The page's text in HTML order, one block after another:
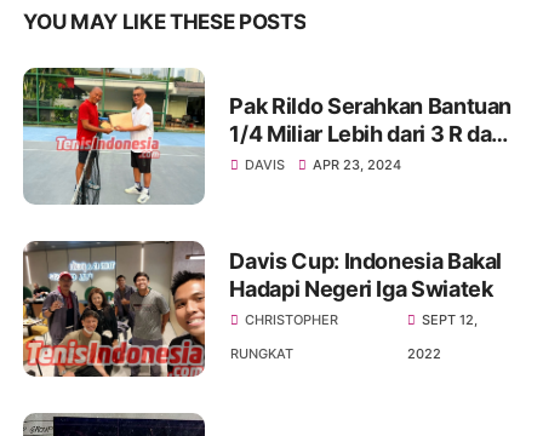
YOU MAY LIKE THESE POSTS
Pak Rildo Serahkan Bantuan
1/4 Miliar Lebih dari 3 R dan
H. Djan Faridz untuk Timnas
DAVIS APR 23, 2024
Davis Cup: Indonesia Bakal
Hadapi Negeri Iga Swiatek
CHRISTOPHER
RUNGKAT
SEPT 12,
2022